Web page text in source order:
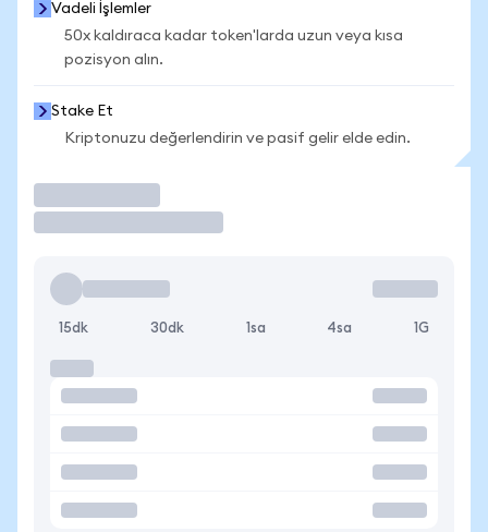
Vadeli İşlemler
50x kaldıraca kadar token'larda uzun veya kısa
pozisyon alın.
Stake Et
Kriptonuzu değerlendirin ve pasif gelir elde edin.
15dk 30dk 1sa 4sa 1G